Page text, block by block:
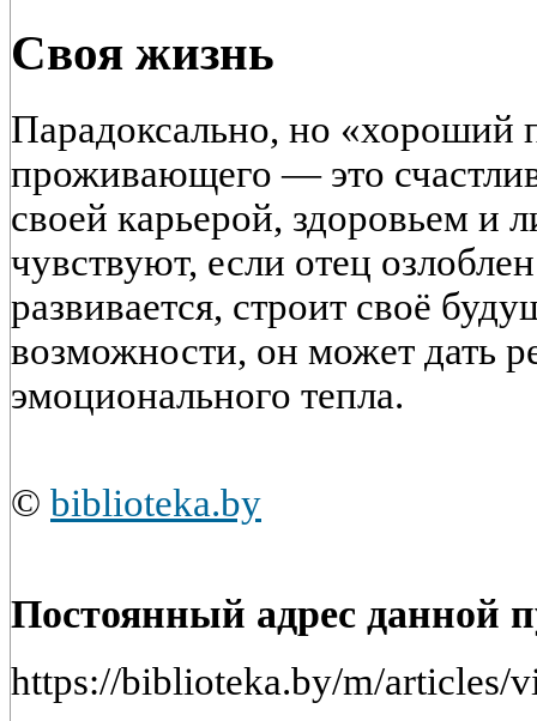
Своя жизнь
Парадоксально, но «хороший
проживающего — это
своей карьерой, здоровьем и
чувствуют, если отец
развивается, строит своё
возможности, он может дать
эмоционального тепла.
© biblioteka.by
Постоянный адрес данной
https://biblioteka.by/m/articles/